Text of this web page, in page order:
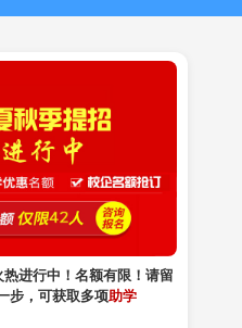
进行中！名额有限！请留
步，可获取多项助学